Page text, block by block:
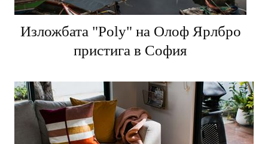
Изложбата "Poly" на Олоф Ярлбро
пристига в София